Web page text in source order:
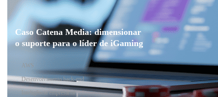
Caso Catena Media: dimensionar
o suporte para o líder de iGaming
AWS
Desenvolvimento back-end
Inteligência empresarial